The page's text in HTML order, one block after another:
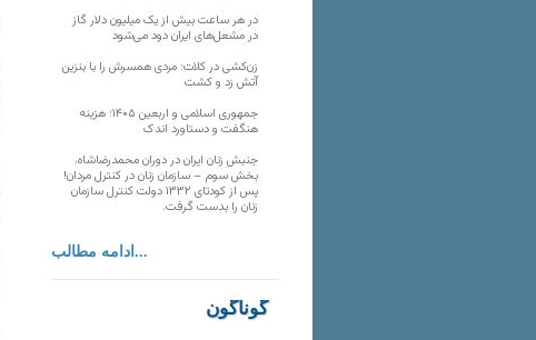
در هر ساعت بیش از یک میلیون دلار گاز
در مشعل‌های ایران دود می‌شود
زن‌کشی در کلات؛ مردی همسرش را با بنزین
آتش زد و کشت
جمهوری اسلامی و اربعین ۱۴۰۵؛ هزینه
هنگفت و دستاورد اندک
جنبش زنان ایران در دوران محمدرضاشاه،
بخش سوم – سازمان زنان در کنترل مردان!
پس از کودتای ۱۳۳۲ دولت کنترل سازمان
زنان را بدست گرفت.
ادامه مطالب...
گوناگون